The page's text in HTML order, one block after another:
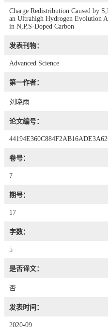
Charge Redistribution Caused by
an Ultrahigh Hydrogen Evolution
in N,P,S-Doped Carbon
发表刊物：
Advanced Science
第一作者：
刘晓雨
论文编号：
卷号：
7
期号：
17
字数：
5
是否译文：
否
发表时间：
2020-09